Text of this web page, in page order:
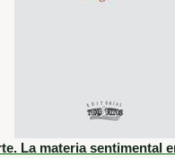
La materia sentimental